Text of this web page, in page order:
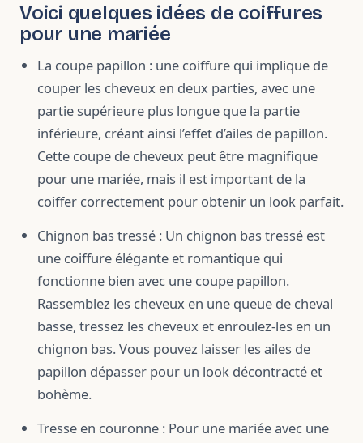
Voici quelques idées de coiffures
pour une mariée
La coupe papillon : une coiffure qui implique de
couper les cheveux en deux parties, avec une
partie supérieure plus longue que la partie
inférieure, créant ainsi l’effet d’ailes de papillon.
Cette coupe de cheveux peut être magnifique
pour une mariée, mais il est important de la
coiffer correctement pour obtenir un look parfait.
Chignon bas tressé : Un chignon bas tressé est
une coiffure élégante et romantique qui
fonctionne bien avec une coupe papillon.
Rassemblez les cheveux en une queue de cheval
basse, tressez les cheveux et enroulez-les en un
chignon bas. Vous pouvez laisser les ailes de
papillon dépasser pour un look décontracté et
bohème.
Tresse en couronne : Pour une mariée avec une